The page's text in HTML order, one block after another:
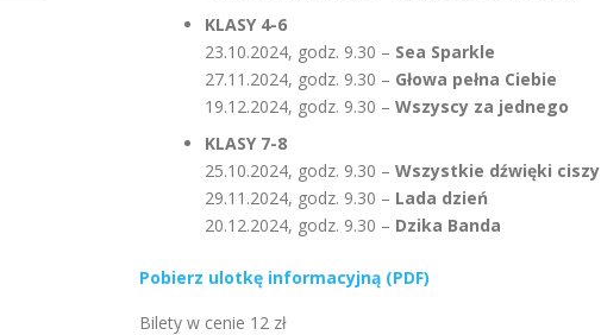
KLASY 4-6
23.10.2024, godz. 9.30 – Sea Sparkle
27.11.2024, godz. 9.30 – Głowa pełna Ciebie
19.12.2024, godz. 9.30 – Wszyscy za jednego
KLASY 7-8
25.10.2024, godz. 9.30 – Wszystkie dźwięki ciszy
29.11.2024, godz. 9.30 – Lada dzień
20.12.2024, godz. 9.30 – Dzika Banda
Pobierz ulotkę informacyjną (PDF)
Bilety w cenie 12 zł